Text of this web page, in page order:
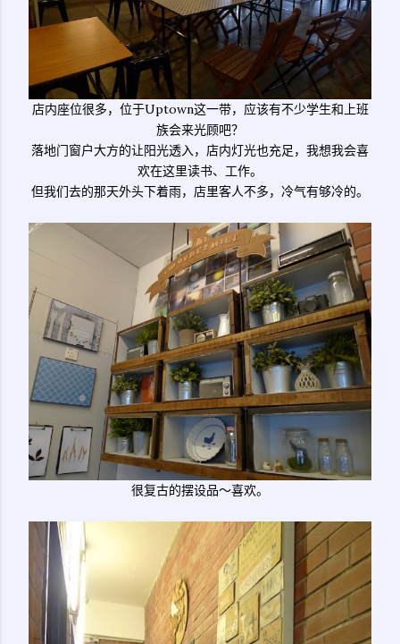
店内座位很多，位于Uptown这一带，应该有不少学生和上班
族会来光顾吧？
落地门窗户大方的让阳光透入，店内灯光也充足，我想我会喜
欢在这里读书、工作。
但我们去的那天外头下着雨，店里客人不多，冷气有够冷的。
很复古的摆设品～喜欢。